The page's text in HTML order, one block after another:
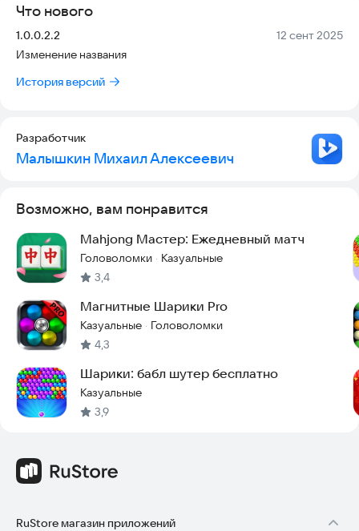
всего мира.
насладитесь часами увлекательного игрового процесса.
Скачайте игру сегодня и начните свое путешествие к
Что нового
Версия:
1.0.0.2.2 Дата:
12 сент 2025
Изменение названия
История версий
Разработчик
Малышкин Михаил Алексеевич
Возможно, вам понравится
Mahjong Мастер: Ежедневный матч
Головоломки · Казуальные
3,4
Магнитные Шарики Pro
Казуальные · Головоломки
4,3
Шарики: бабл шутер бесплатно
Казуальные
3,9
RuStore магазин приложений